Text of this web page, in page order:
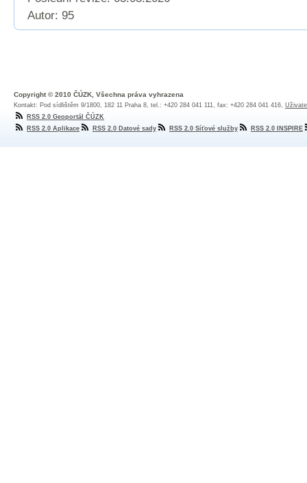
Autor: 95
Copyright © 2010 ČÚZK, Všechna práva vyhrazena
Kontakt: Pod sídlištěm 9/1800, 182 11 Praha 8, tel.: +420 284 041 111, fax: +420 284 041 416,
RSS 2.0 Geoportál ČÚZK
RSS 2.0 Aplikace
RSS 2.0 Datové sady RSS 2.0 Síťové služby RSS 2.0 INSPIRE